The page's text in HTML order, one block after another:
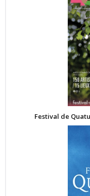
Festival de